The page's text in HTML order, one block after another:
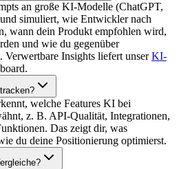
an große KI-Modelle (ChatGPT,
simuliert, wie Entwickler nach
wann dein Produkt empfohlen wird,
und wie du gegenüber
Verwertbare Insights liefert unserKI-
welche Features KI bei
z. B. API-Qualität, Integrationen,
Das zeigt dir, was
du deine Positionierung optimierst.